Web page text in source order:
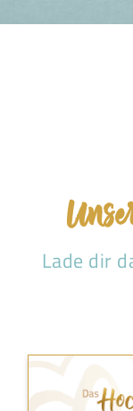
Lade dir